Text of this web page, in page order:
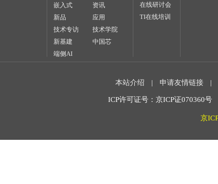
嵌入式
资讯
新品
应用
技术专访
技术学院
新基建
中国芯
端侧AI
在线研讨会
TI在线培训
本站介绍 | 申请友情链接 |
ICP许可证号：京ICP证070360
京